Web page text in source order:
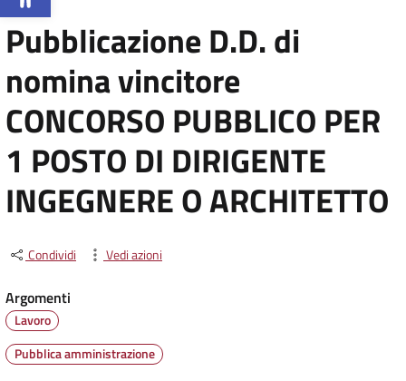
Pubblicazione D.D. di
nomina vincitore
CONCORSO PUBBLICO PER
1 POSTO DI DIRIGENTE
INGEGNERE O ARCHITETTO
Condividi Vedi azioni
Argomenti
Lavoro
Pubblica amministrazione